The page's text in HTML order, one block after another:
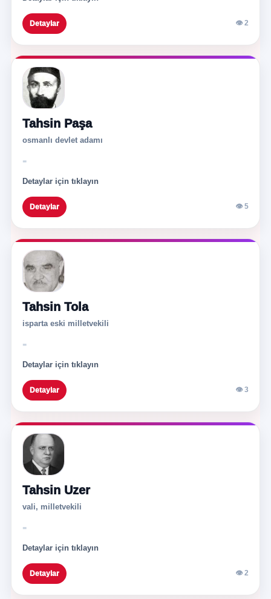
Detaylar 👁 2
Tahsin Paşa
osmanlı devlet adamı
-
Detaylar için tıklayın
Detaylar 👁 5
Tahsin Tola
isparta eski milletvekili
-
Detaylar için tıklayın
Detaylar 👁 3
Tahsin Uzer
vali, milletvekili
-
Detaylar için tıklayın
Detaylar 👁 2